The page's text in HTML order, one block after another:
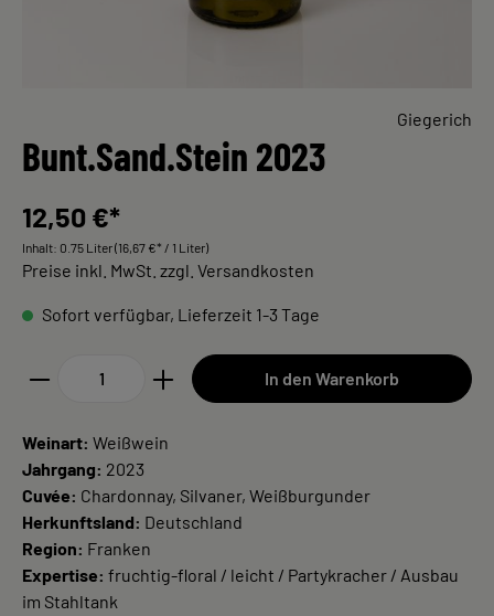
Giegerich
Bunt.Sand.Stein 2023
12,50 €*
Inhalt: 0.75 Liter(16,67 €* / 1 Liter)
Preise inkl. MwSt. zzgl. Versandkosten
Sofort verfügbar, Lieferzeit 1-3 Tage
In den Warenkorb
Weinart: Weißwein
Jahrgang: 2023
Cuvée: Chardonnay, Silvaner, Weißburgunder
Herkunftsland: Deutschland
Region: Franken
Expertise: fruchtig-floral / leicht / Partykracher / Ausbau
im Stahltank